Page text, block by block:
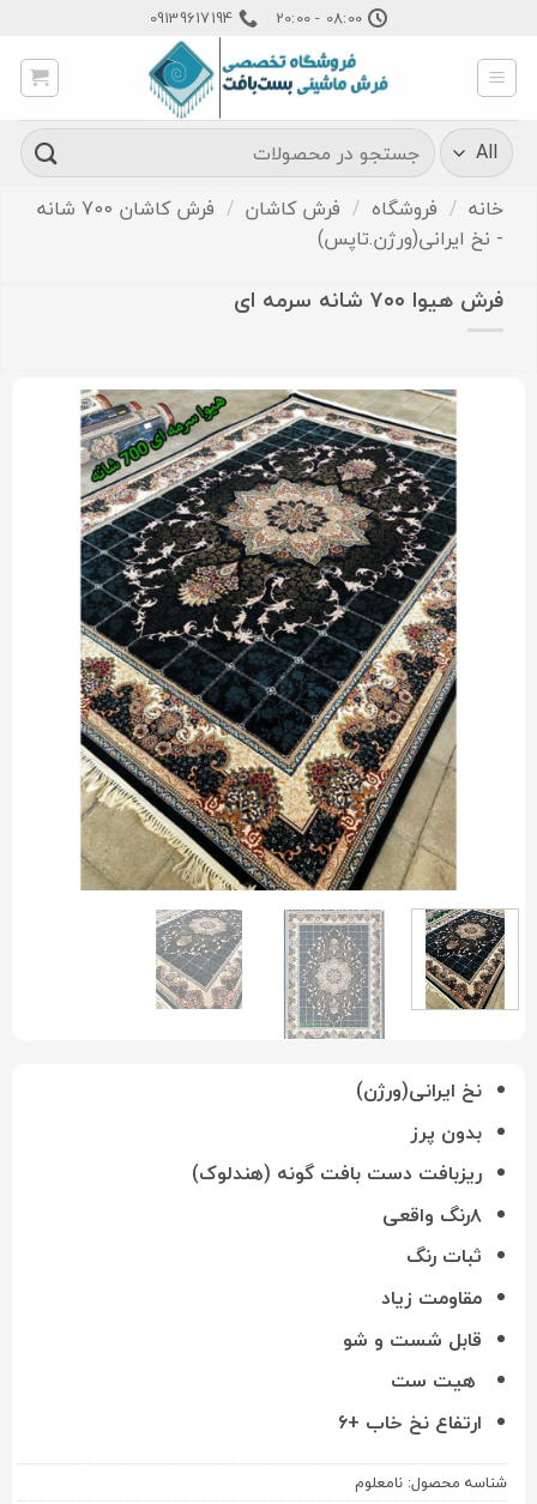
content
08:00 - 20:00
09139617194
جستجو
برای:
خانه / فروشگاه / فرش کاشان /
فرش کاشان 700 شانه
- نخ ایرانی(ورژن.تاپس)
فرش هیوا ۷۰۰ شانه سرمه ای
نخ ایرانی(ورژن)
بدون پرز
ریزبافت دست بافت گونه (هندلوک)
۸رنگ واقعی
ثبات رنگ
مقاومت زیاد
قابل شست و شو
هیت ست
ارتفاع نخ خاب +۶
شناسه محصول: نامعلوم